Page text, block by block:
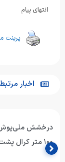
انتهای پیام
پرینت
اخبار مرتبط
درخشش ملی‌پوش
۱۰۰ متر کرال پشت غرب آسیا شد